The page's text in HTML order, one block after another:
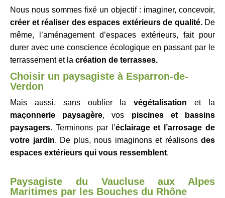
Nous nous sommes fixé un objectif : imaginer, concevoir,
créer et réaliser des espaces extérieurs de qualité.De
même, l’aménagement d’espaces extérieurs, fait pour
durer avec une conscience écologique en passant par le
terrassement et la création de terrasses.
Choisir un paysagiste à Esparron-de-
Verdon
Mais aussi, sans oublier lavégétalisation et la
maçonnerie paysagère, vos piscines et bassins
paysagers. Terminons par l’éclairage et l’arrosage de
votre jardin. De plus, nous imaginons et réalisons des
espaces extérieurs qui vous ressemblent.
Paysagiste du Vaucluse aux Alpes
Maritimes par les Bouches du Rhône